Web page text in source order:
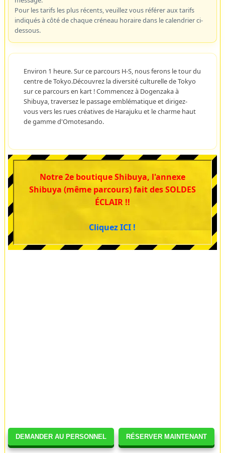
DEMANDER AU PERSONNEL RÉSERVER MAINTENANT
Pour les tarifs les plus récents, veuillez vous référer aux tarifs
indiqués à côté de chaque créneau horaire dans le calendrier ci-
dessous.
Environ 1 heure. Sur ce parcours H-S, nous ferons le tour du
centre de Tokyo.Découvrez la diversité culturelle de Tokyo
sur ce parcours en kart ! Commencez à Dogenzaka à
Shibuya, traversez le passage emblématique et dirigez-
vous vers les rues créatives de Harajuku et le charme haut
de gamme d'Omotesando.
Notre 2e boutique Shibuya, l'annexe
Shibuya (même parcours) fait des SOLDES
ÉCLAIR !!
Cliquez ICI !